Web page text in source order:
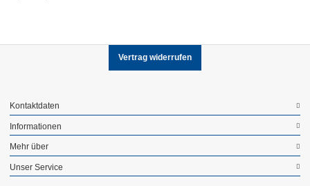
Vertrag widerrufen
Kontaktdaten
Informationen
Mehr über
Unser Service